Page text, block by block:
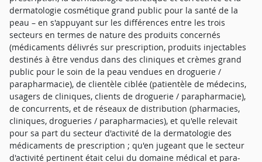
dermatologie cosmétique grand public pour la santé de la
peau – en s'appuyant sur les différences entre les trois
secteurs en termes de nature des produits concernés
(médicaments délivrés sur prescription, produits injectables
destinés à être vendus dans des cliniques et crèmes grand
public pour le soin de la peau vendues en droguerie /
parapharmacie), de clientèle ciblée (patientèle de médecins,
usagers de cliniques, clients de droguerie / parapharmacie),
de concurrents, et de réseaux de distribution (pharmacies,
cliniques, drogueries / parapharmacies), et qu'elle relevait
pour sa part du secteur d'activité de la dermatologie des
médicaments de prescription ; qu'en jugeant que le secteur
d'activité pertinent était celui du domaine médical et para-